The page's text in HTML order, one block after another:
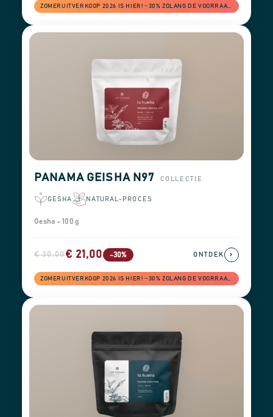
ZOMERUITVERKOOP 2026 IS HIER! −30% ZOLANG DE VOORRAAD STREKT
PANAMA GEISHA N97 COLLECTIE
GESHA NATURAL-PROCES
Gesha - 100 g
€ 30,00€ 21,00 -30%
ZOMERUITVERKOOP 2026 IS HIER! −30% ZOLANG DE VOORRAAD STREKT
ONTDEK ›